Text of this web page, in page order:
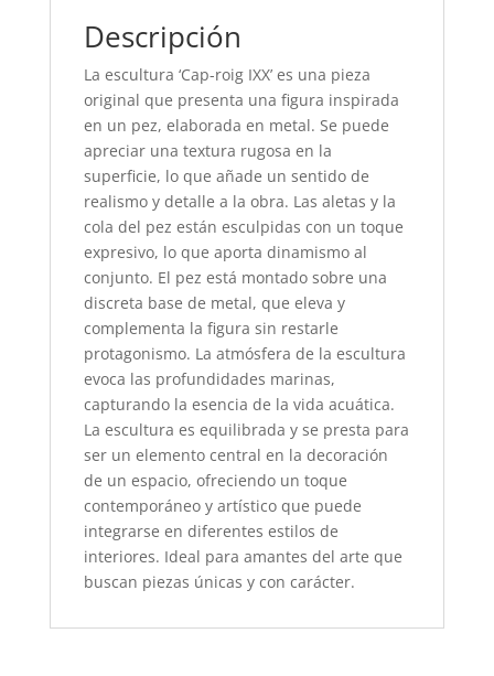
Descripción
La escultura ‘Cap-roig IXX’ es una pieza
original que presenta una figura inspirada
en un pez, elaborada en metal. Se puede
apreciar una textura rugosa en la
superficie, lo que añade un sentido de
realismo y detalle a la obra. Las aletas y la
cola del pez están esculpidas con un toque
expresivo, lo que aporta dinamismo al
conjunto. El pez está montado sobre una
discreta base de metal, que eleva y
complementa la figura sin restarle
protagonismo. La atmósfera de la escultura
evoca las profundidades marinas,
capturando la esencia de la vida acuática.
La escultura es equilibrada y se presta para
ser un elemento central en la decoración
de un espacio, ofreciendo un toque
contemporáneo y artístico que puede
integrarse en diferentes estilos de
interiores. Ideal para amantes del arte que
buscan piezas únicas y con carácter.